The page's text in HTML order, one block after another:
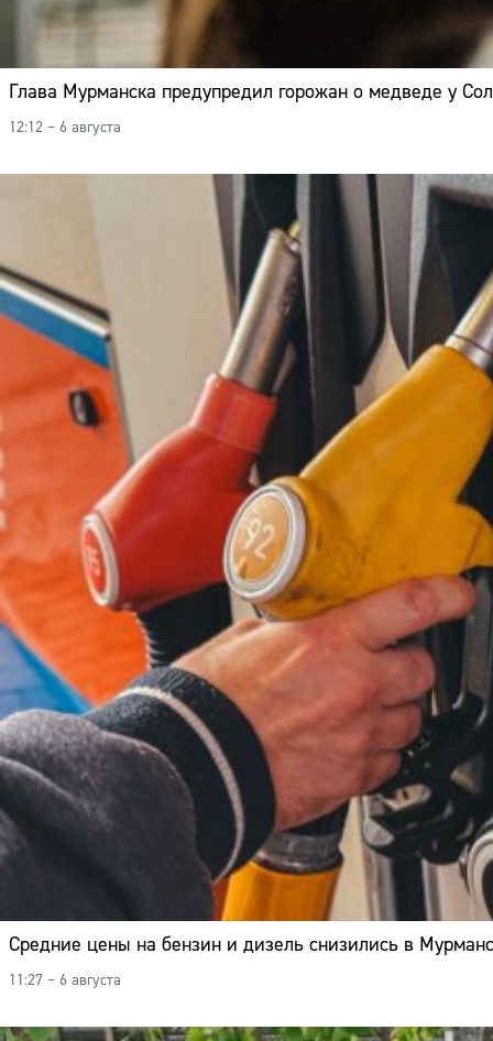
Глава Мурманска предупредил горожан о медведе у
12:12 – 6 августа
Средние цены на бензин и дизель снизились в
11:27 – 6 августа